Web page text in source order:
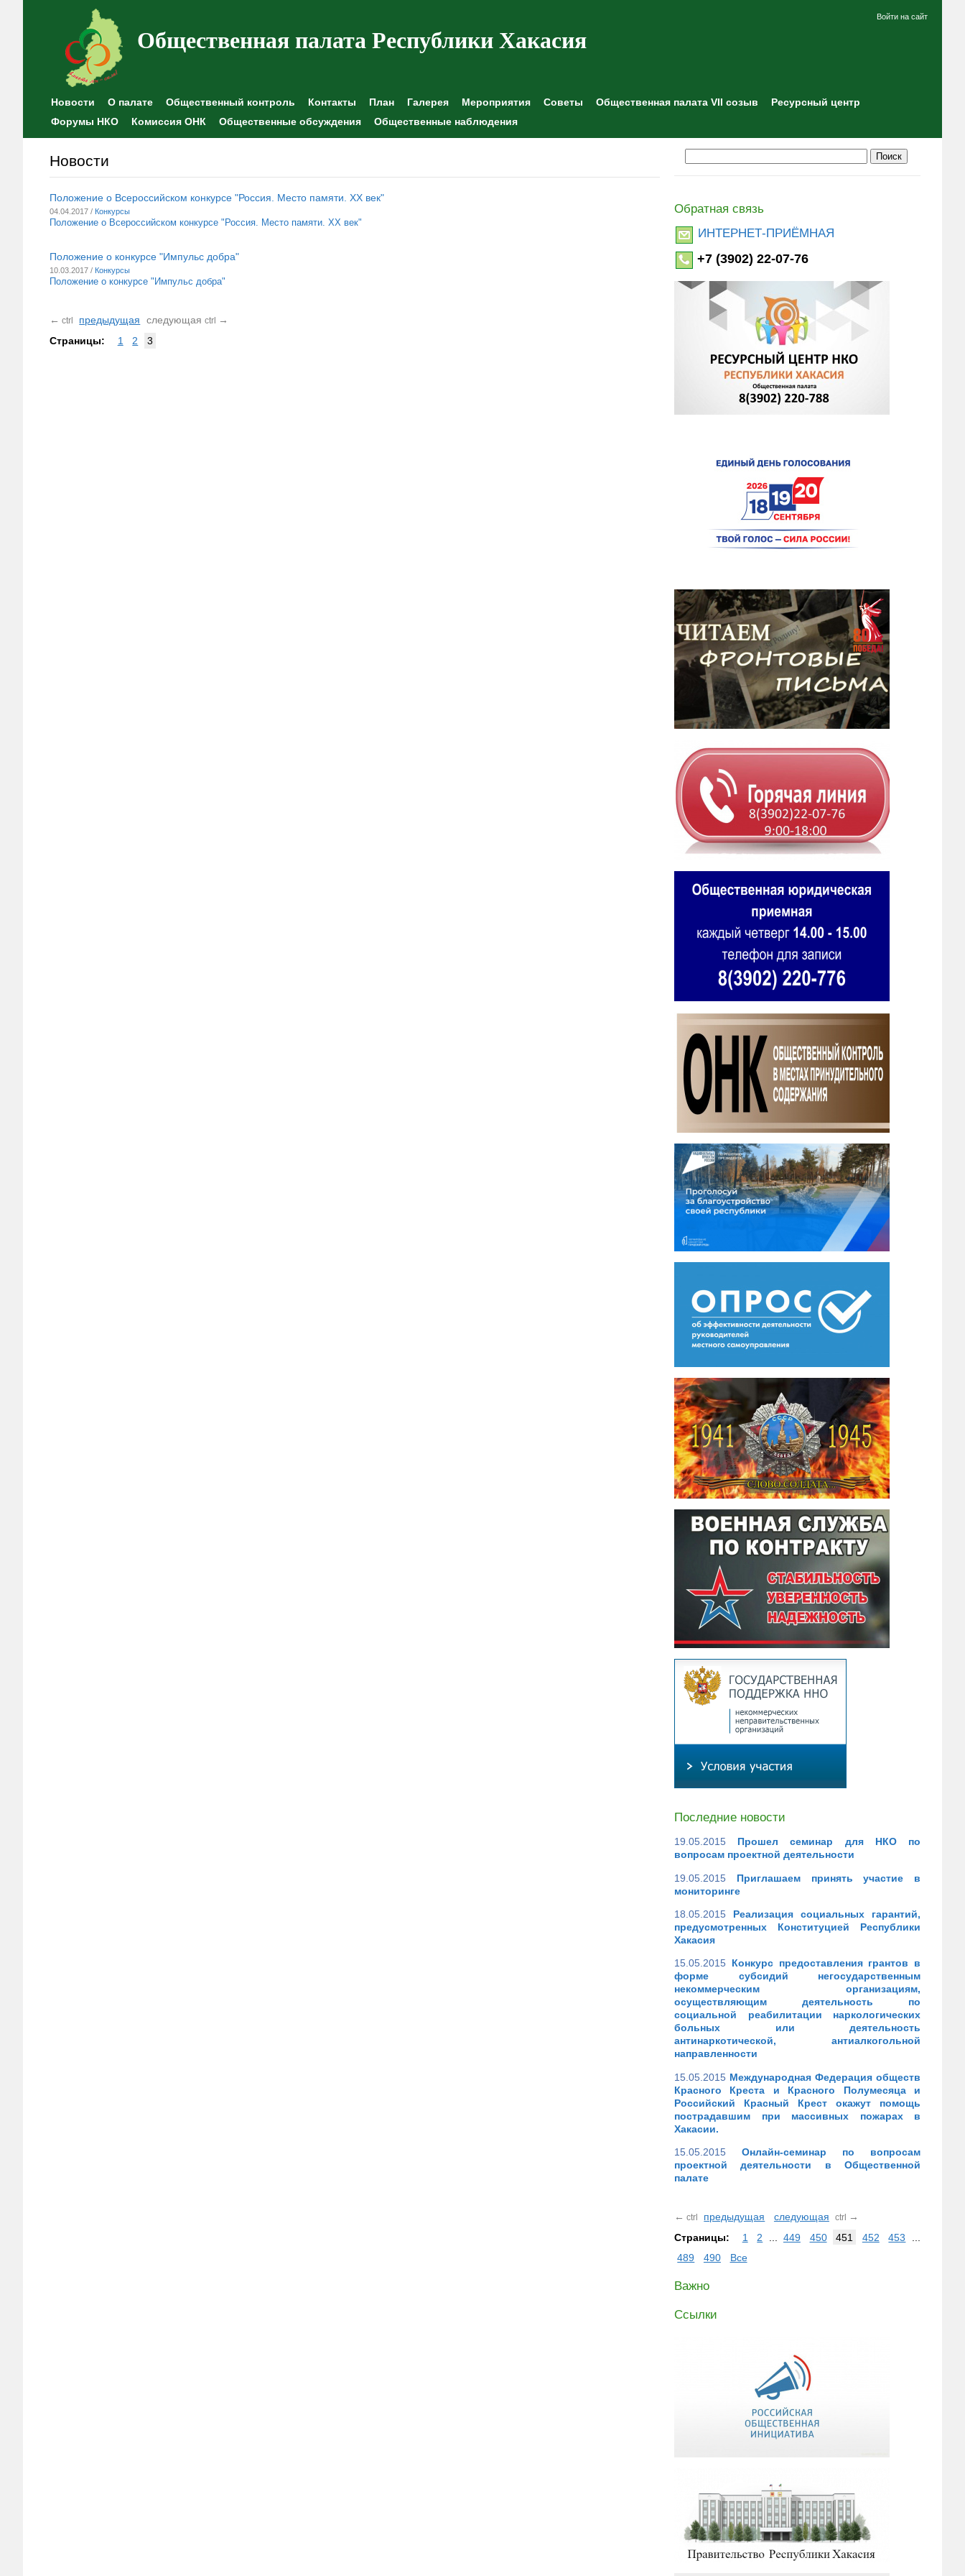
Общественная палата Республики Хакасия
Войти на сайт
Новости О палате Общественный контроль Контакты План Галерея Мероприятия Советы Общественная палата VII созыв
Ресурсный центр
Форумы НКО
Комиссия ОНК Общественные обсуждения Общественные наблюдения
Новости
Положение о Всероссийском конкурсе "Россия. Место памяти. ХХ век"
04.04.2017 / Конкурсы
Положение о Всероссийском конкурсе "Россия. Место памяти. ХХ век"
Положение о конкурсе "Импульс добра"
10.03.2017 / Конкурсы
Положение о конкурсе "Импульс добра"
← ctrl предыдущая следующая ctrl
→
Страницы:
1 2 3
Обратная связь
ИНТЕРНЕТ-ПРИЁМНАЯ
+7 (3902) 22-07-76
Последние новости
19.05.2015
Прошел семинар для НКО по
вопросам проектной деятельности
19.05.2015
Приглашаем принять участие в
мониторинге
18.05.2015
Реализация социальных гарантий,
предусмотренных Конституцией Республики
Хакасия
15.05.2015 Конкурс предоставления грантов в
форме субсидий негосударственным
некоммерческим организациям,
осуществляющим деятельность по
социальной реабилитации наркологических
больных или деятельность
антинаркотической, антиалкогольной
направленности
15.05.2015 Международная Федерация обществ
Красного Креста и Красного Полумесяца и
Российский Красный Крест окажут помощь
пострадавшим при массивных пожарах в
Хакасии.
15.05.2015
Онлайн-семинар по вопросам
проектной деятельности в Общественной
палате
← ctrl предыдущая следующая ctrl →
Страницы:
1 2 449 450 451 452 453
489
490 Все
Важно
Ссылки